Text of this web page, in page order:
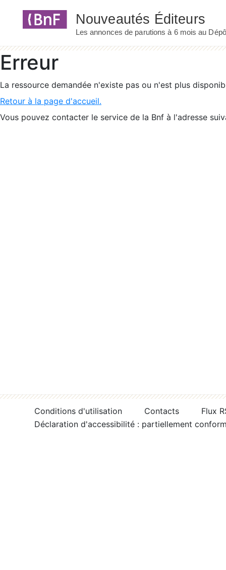
Erreur
La ressource demandée n'existe pas ou n'est plus
Retour à la page d'accueil.
Vous pouvez contacter le service de la Bnf à l'adresse
Conditions d'utilisation Contacts
Flux
Déclaration d'accessibilité : partiellement